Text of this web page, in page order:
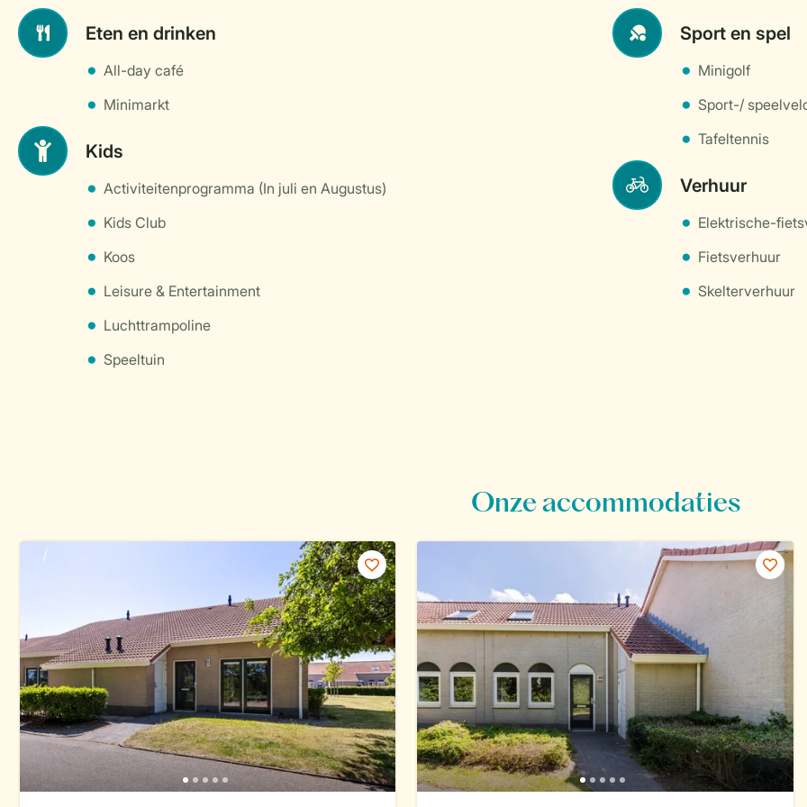
Eten en drinken
All-day café
Minimarkt
Kids
Activiteitenprogramma (In juli en Augustus)
Kids Club
Koos
Leisure & Entertainment
Luchttrampoline
Speeltuin
Sport en spel
Minigolf
Sport-/
Tafeltennis
Verhuur
Elektrische-
Fietsverhuur
Skelterverhuur